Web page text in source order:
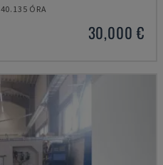
40.135 ÓRA
30,000 €